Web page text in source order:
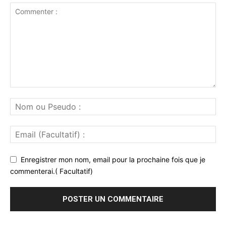
Enregistrer mon nom, email pour la prochaine fois que je
commenterai.( Facultatif)